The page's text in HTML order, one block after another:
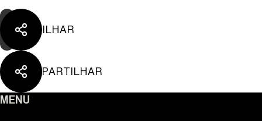
PARTILHAR
PARTILHAR
MENU